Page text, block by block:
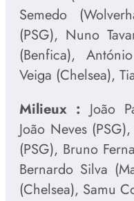
Semedo
(PSG), Nuno
(Benfica),
Veiga (Chelsea),
Milieux : João
João Neves
(PSG), Bruno
Bernardo Silva
(Chelsea), Samu